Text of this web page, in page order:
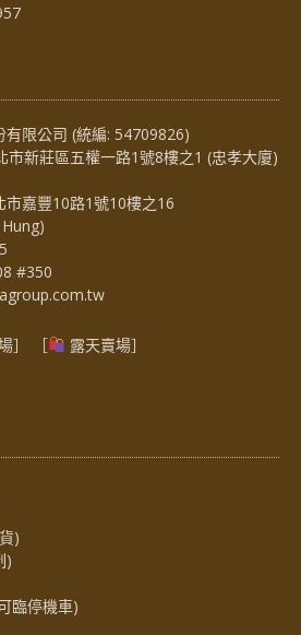
限公司 (統編: 54709826)
市新莊區五權一路1號8樓之1 (忠孝大廈)
嘉豐10路1號10樓之16
#350
］ ［ 露天賣場］
)
)
臨停機車)